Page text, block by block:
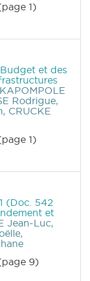
1)
et des
Rodrigue,
CRUCKE
1)
(Doc. 542
et
Jean-Luc,
9)